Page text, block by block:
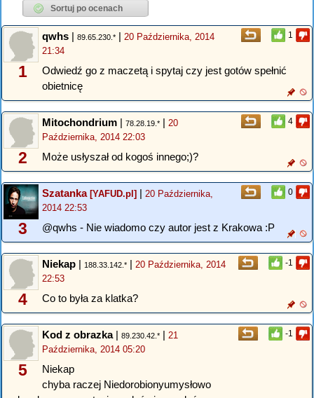
1
1
qwhs | 89.65.230.* | 20 Października, 2014
21:34
Odwiedź go z maczetą i spytaj czy jest gotów spełnić
obietnicę
4
2
Mitochondrium | 78.28.19.* | 20
Października, 2014 22:03
Może usłyszał od kogoś innego;)?
0
3
Szatanka[YAFUD.pl] | 20 Października,
2014 22:53
@qwhs - Nie wiadomo czy autor jest z Krakowa :P
-1
4
Niekap | 188.33.142.* | 20 Października, 2014
22:53
Co to była za klatka?
-1
5
Kod z obrazka| 89.230.42.* | 21
Października, 2014 05:20
Niekap
chyba raczej Niedorobionyumysłowo